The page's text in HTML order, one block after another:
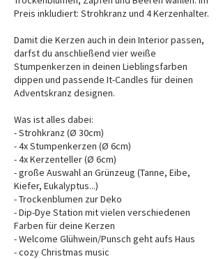
Preis inkludiert: Strohkranz und 4 Kerzenhalter.
Damit die Kerzen auch in dein Interior passen,
darfst du anschließend vier weiße
Stumpenkerzen in deinen Lieblingsfarben
dippen und passende It-Candles für deinen
Adventskranz designen.
Was ist alles dabei:
- Strohkranz (Ø 30cm)
- 4x Stumpenkerzen (Ø 6cm)
- 4x Kerzenteller (Ø 6cm)
- große Auswahl an Grünzeug (Tanne, Eibe,
Kiefer, Eukalyptus...)
- Trockenblumen zur Deko
- Dip-Dye Station mit vielen verschiedenen
Farben für deine Kerzen
- Welcome Glühwein/Punsch geht aufs Haus
- cozy Christmas music